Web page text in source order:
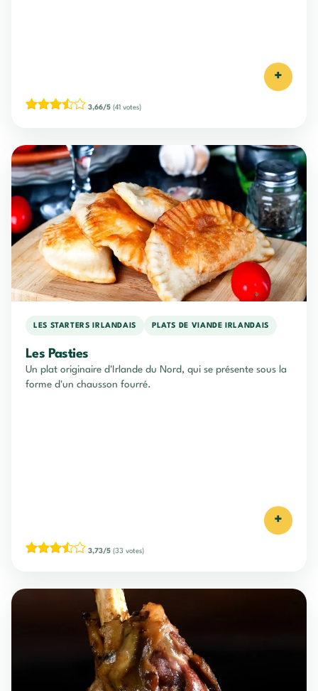
+
3,66/5 (41 votes)
LES STARTERS IRLANDAIS PLATS DE VIANDE IRLANDAIS
Les Pasties
Un plat originaire d'Irlande du Nord, qui se présente sous la
forme d'un chausson fourré.
+
3,73/5 (33 votes)